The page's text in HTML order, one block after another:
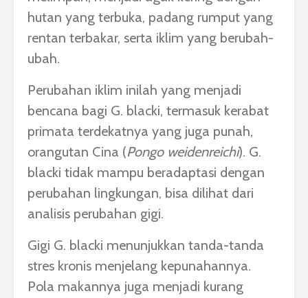
hutan yang terbuka, padang rumput yang
rentan terbakar, serta iklim yang berubah-
ubah.
Perubahan iklim inilah yang menjadi
bencana bagi G. blacki, termasuk kerabat
primata terdekatnya yang juga punah,
orangutan Cina (Pongo weidenreichi). G.
blacki tidak mampu beradaptasi dengan
perubahan lingkungan, bisa dilihat dari
analisis perubahan gigi.
Gigi G. blacki menunjukkan tanda-tanda
stres kronis menjelang kepunahannya.
Pola makannya juga menjadi kurang